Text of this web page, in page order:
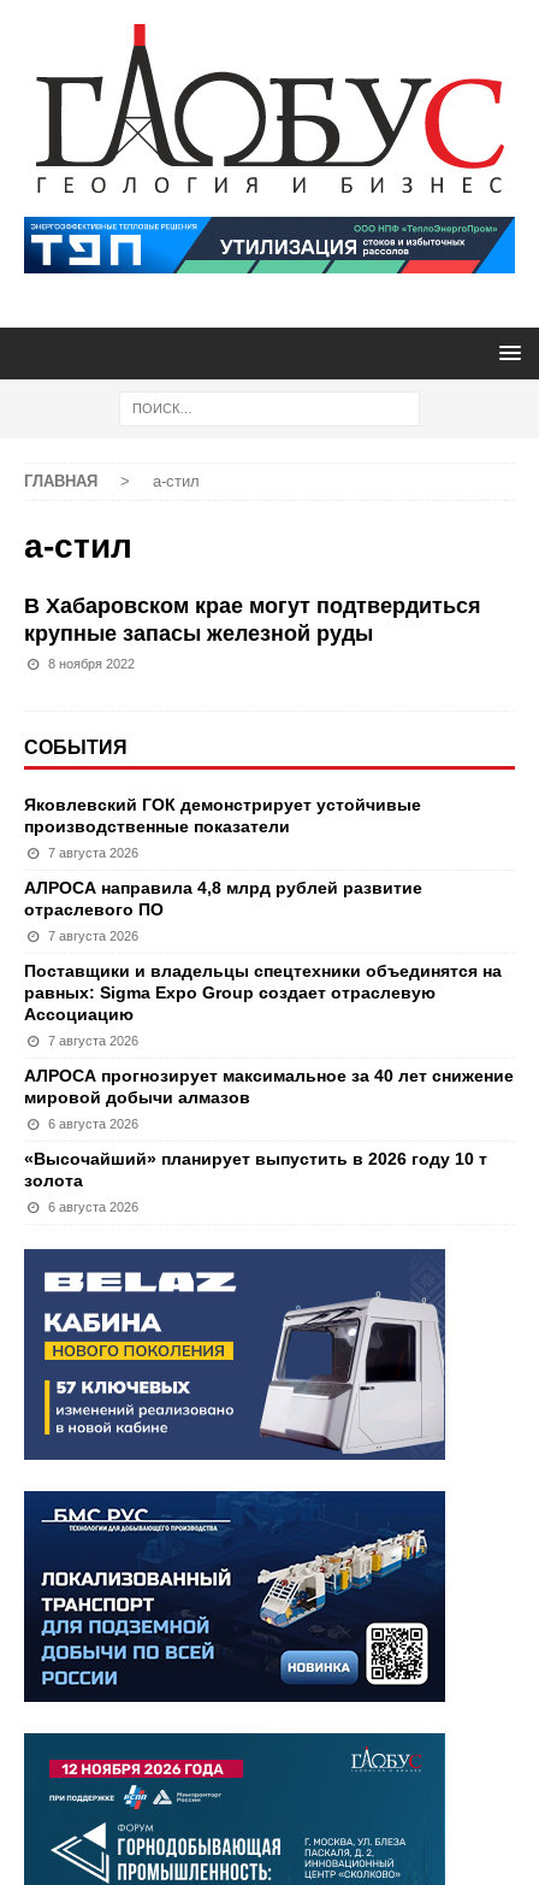
ГЛАВНАЯ > а-стил
а-стил
В Хабаровском крае могут подтвердиться
крупные запасы железной руды
8 ноября 2022
СОБЫТИЯ
Яковлевский ГОК демонстрирует устойчивые
производственные показатели
7 августа 2026
АЛРОСА направила 4,8 млрд рублей развитие
отраслевого ПО
7 августа 2026
Поставщики и владельцы спецтехники объединятся на
равных: Sigma Expo Group создает отраслевую
Ассоциацию
7 августа 2026
АЛРОСА прогнозирует максимальное за 40 лет снижение
мировой добычи алмазов
6 августа 2026
«Высочайший» планирует выпустить в 2026 году 10 т
золота
6 августа 2026